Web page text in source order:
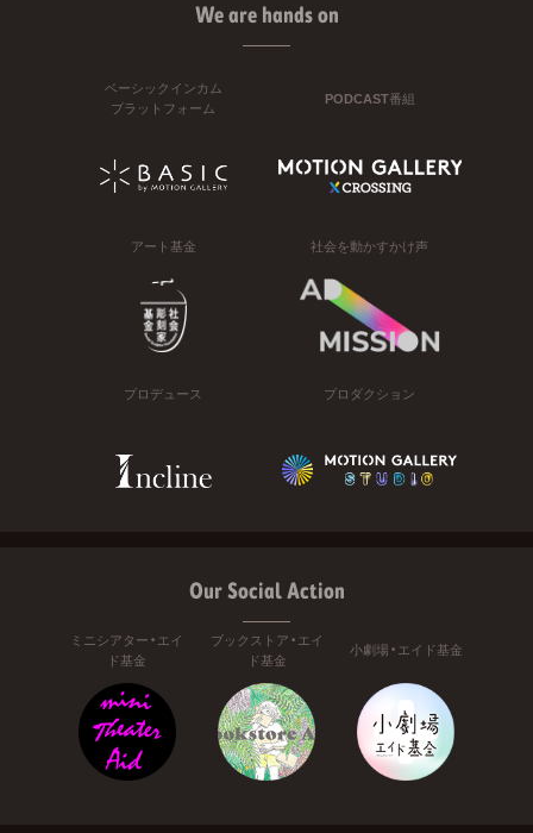
We are hands on
ベーシックインカム
プラットフォーム
PODCAST番組
アート基金 社会を動かすかけ声
プロデュース プロダクション
Our Social Action
ミニシアター・エイ
ド基金
ブックストア・エイ
ド基金
小劇場・エイド基金